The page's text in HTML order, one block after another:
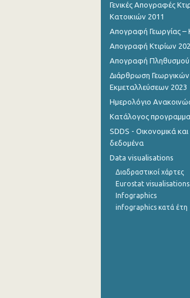
Νοεμβρίου
Οκτωβρίου
Αυγούστου
Ιουνίου 2022
Απριλίου 2022
Μαρτίου 2022
Φεβρουαρίου
Γενικές Απογραφές
Κατοικιών 2011
Απογραφή Γεωργίας –
Απογραφή Κτιρίων
Απογραφή
Διάρθρωση
Εκμεταλλεύσεων 2023
Ημερολόγιο
Κατάλογος
SDDS - Οικονομικά
δεδομένα
Data visualisations
Διαδραστικοί χάρτες
Eurostat visualisations
Infographics
infographics κατά έτη